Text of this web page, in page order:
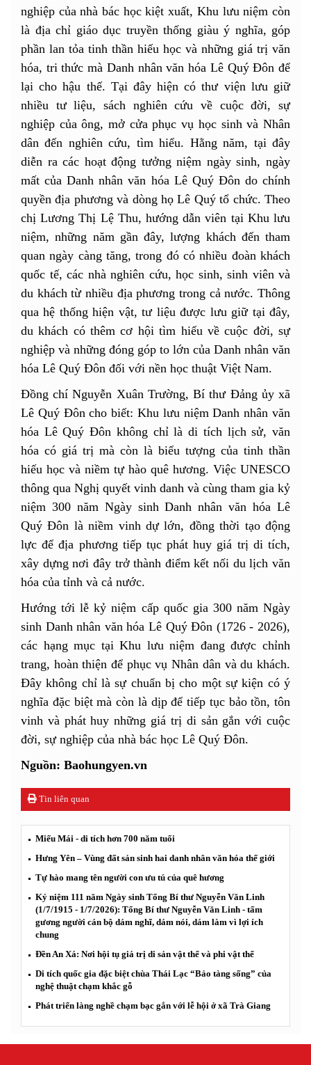
nghiệp của nhà bác học kiệt xuất, Khu lưu niệm còn
là địa chỉ giáo dục truyền thống giàu ý nghĩa, góp
phần lan tỏa tinh thần hiếu học và những giá trị văn
hóa, tri thức mà Danh nhân văn hóa Lê Quý Đôn để
lại cho hậu thế. Tại đây hiện có thư viện lưu giữ
nhiều tư liệu, sách nghiên cứu về cuộc đời, sự
nghiệp của ông, mở cửa phục vụ học sinh và Nhân
dân đến nghiên cứu, tìm hiểu. Hằng năm, tại đây
diễn ra các hoạt động tưởng niệm ngày sinh, ngày
mất của Danh nhân văn hóa Lê Quý Đôn do chính
quyền địa phương và dòng họ Lê Quý tổ chức. Theo
chị Lương Thị Lệ Thu, hướng dẫn viên tại Khu lưu
niệm, những năm gần đây, lượng khách đến tham
quan ngày càng tăng, trong đó có nhiều đoàn khách
quốc tế, các nhà nghiên cứu, học sinh, sinh viên và
du khách từ nhiều địa phương trong cả nước. Thông
qua hệ thống hiện vật, tư liệu được lưu giữ tại đây,
du khách có thêm cơ hội tìm hiểu về cuộc đời, sự
nghiệp và những đóng góp to lớn của Danh nhân văn
hóa Lê Quý Đôn đối với nền học thuật Việt Nam.
Đồng chí Nguyễn Xuân Trường, Bí thư Đảng ủy xã
Lê Quý Đôn cho biết: Khu lưu niệm Danh nhân văn
hóa Lê Quý Đôn không chỉ là di tích lịch sử, văn
hóa có giá trị mà còn là biểu tượng của tinh thần
hiếu học và niềm tự hào quê hương. Việc UNESCO
thông qua Nghị quyết vinh danh và cùng tham gia kỷ
niệm 300 năm Ngày sinh Danh nhân văn hóa Lê
Quý Đôn là niềm vinh dự lớn, đồng thời tạo động
lực để địa phương tiếp tục phát huy giá trị di tích,
xây dựng nơi đây trở thành điểm kết nối du lịch văn
hóa của tỉnh và cả nước.
Hướng tới lễ kỷ niệm cấp quốc gia 300 năm Ngày
sinh Danh nhân văn hóa Lê Quý Đôn (1726 - 2026),
các hạng mục tại Khu lưu niệm đang được chỉnh
trang, hoàn thiện để phục vụ Nhân dân và du khách.
Đây không chỉ là sự chuẩn bị cho một sự kiện có ý
nghĩa đặc biệt mà còn là dịp để tiếp tục bảo tồn, tôn
vinh và phát huy những giá trị di sản gắn với cuộc
đời, sự nghiệp của nhà bác học Lê Quý Đôn.
Nguồn: Baohungyen.vn
Tin liên quan
Miếu Mái - di tích hơn 700 năm tuổi
Hưng Yên – Vùng đất sản sinh hai danh nhân văn hóa thế giới
Tự hào mang tên người con ưu tú của quê hương
Kỷ niệm 111 năm Ngày sinh Tổng Bí thư Nguyễn Văn Linh
(1/7/1915 - 1/7/2026): Tổng Bí thư Nguyễn Văn Linh - tấm
gương người cán bộ dám nghĩ, dám nói, dám làm vì lợi ích
chung
Đền An Xá: Nơi hội tụ giá trị di sản vật thể và phi vật thể
Di tích quốc gia đặc biệt chùa Thái Lạc “Bảo tàng sống” của
nghệ thuật chạm khắc gỗ
Phát triển làng nghề chạm bạc gắn với lễ hội ở xã Trà Giang